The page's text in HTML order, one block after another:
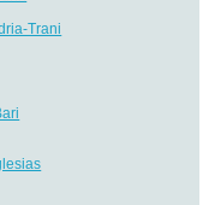
Trani